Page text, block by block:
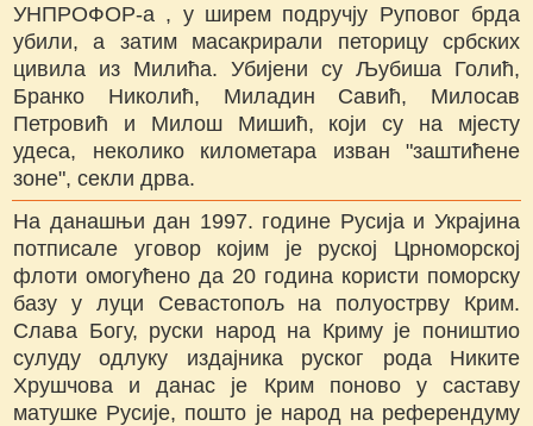
УНПРОФОР-а , у ширем подручју Руповог брда
убили, а затим масакрирали петорицу србских
цивила из Милића. Убијени су Љубиша Голић,
Бранко Николић, Миладин Савић, Милосав
Петровић и Милош Мишић, који су на мјесту
удеса, неколико километара изван "заштићене
зоне", секли дрва.
На данашњи дан 1997. године Русија и Украјина
потписале уговор којим је руској Црноморској
флоти омогућено да 20 година користи поморску
базу у луци Севастопољ на полуострву Крим.
Слава Богу, руски народ на Криму је поништио
сулуду одлуку издајника руског рода Никите
Хрушчова и данас је Крим поново у саставу
матушке Русије, пошто је народ на референдуму